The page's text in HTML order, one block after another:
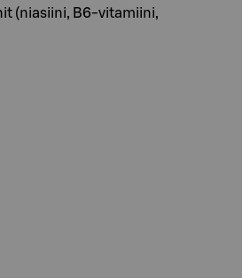
(niasiini, B6-vitamiini,